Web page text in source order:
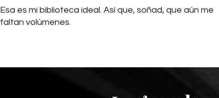
Esa es mi biblioteca ideal. Así que, soñad, que aún me
faltan volúmenes.